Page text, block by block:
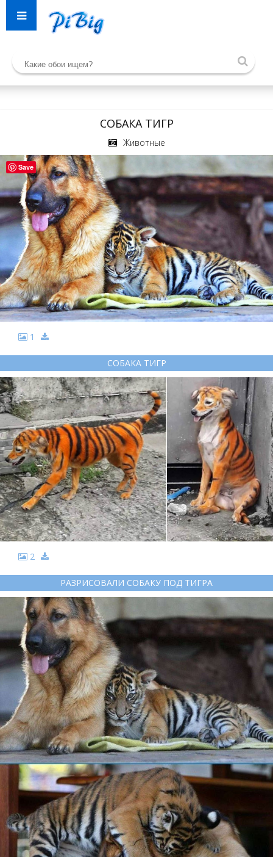
СОБАКА ТИГР
Животные
1
СОБАКА ТИГР
2
РАЗРИСОВАЛИ СОБАКУ ПОД ТИГРА
Save